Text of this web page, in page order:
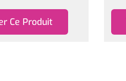
Ce Produit